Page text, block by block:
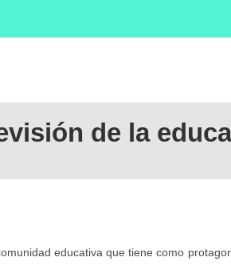
de la
educativa que tiene como